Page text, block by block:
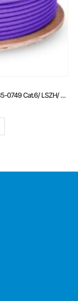
Bobina de Cable RJ45 AWG23 UTP Aisens A135-0749 Cat.6/ LSZH/ 500m/ Violeta